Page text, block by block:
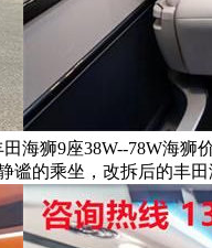
海狮9座38W--78W海
的乘坐，改拆后的丰